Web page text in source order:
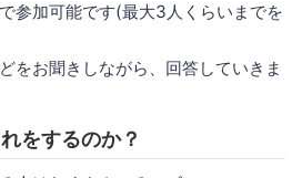
参加可能です(最大3人くらいまでを
をお聞きしながら、回答していきま
をするのか？